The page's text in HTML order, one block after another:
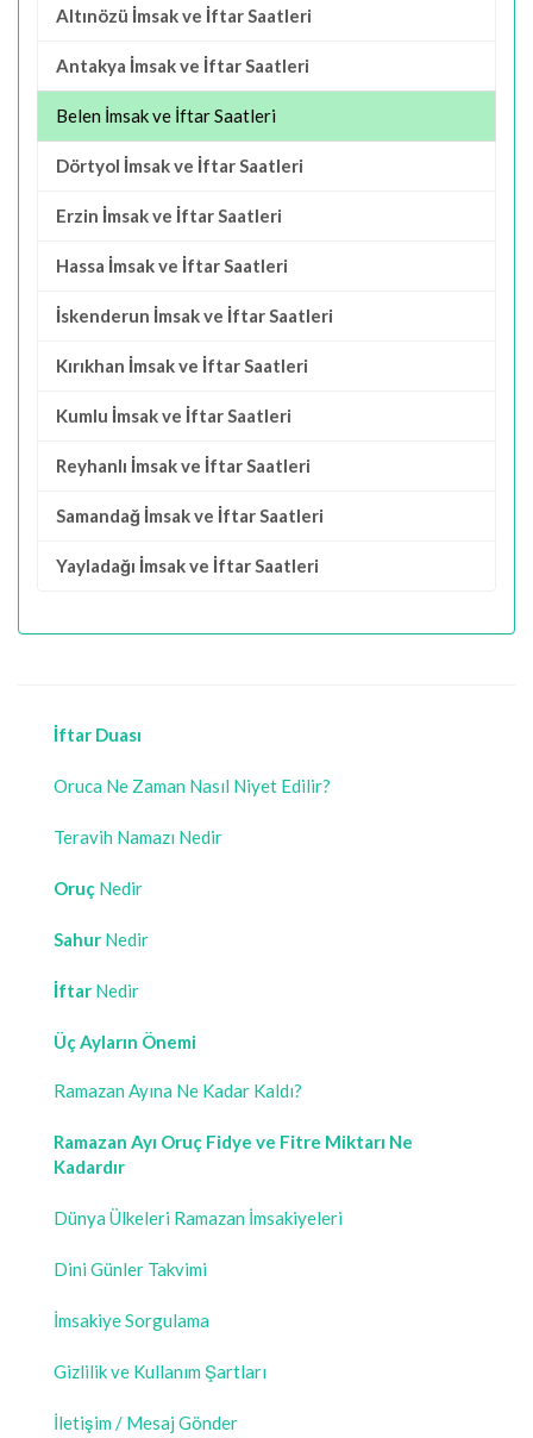
Altınözü İmsak ve İftar Saatleri
Antakya İmsak ve İftar Saatleri
Belen İmsak ve İftar Saatleri
Dörtyol İmsak ve İftar Saatleri
Erzin İmsak ve İftar Saatleri
Hassa İmsak ve İftar Saatleri
İskenderun İmsak ve İftar Saatleri
Kırıkhan İmsak ve İftar Saatleri
Kumlu İmsak ve İftar Saatleri
Reyhanlı İmsak ve İftar Saatleri
Samandağ İmsak ve İftar Saatleri
Yayladağı İmsak ve İftar Saatleri
İftar Duası
Oruca Ne Zaman Nasıl Niyet Edilir?
Teravih Namazı Nedir
Oruç Nedir
Sahur Nedir
İftar Nedir
Üç Ayların Önemi
Ramazan Ayına Ne Kadar Kaldı?
Ramazan Ayı Oruç Fidye ve Fitre Miktarı Ne
Kadardır
Dünya Ülkeleri Ramazan İmsakiyeleri
Dini Günler Takvimi
İmsakiye Sorgulama
Gizlilik ve Kullanım Şartları
İletişim / Mesaj Gönder